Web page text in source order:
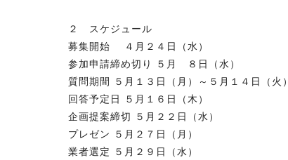
２ スケジュール
募集開始 ４月２４日（水）
参加申請締め切り ５月 ８日（水）
質問期間 ５月１３日（月）～５月１４日（火）
回答予定日 ５月１６日（木）
企画提案締切 ５月２２日（水）
プレゼン ５月２７日（月）
業者選定 ５月２９日（水）